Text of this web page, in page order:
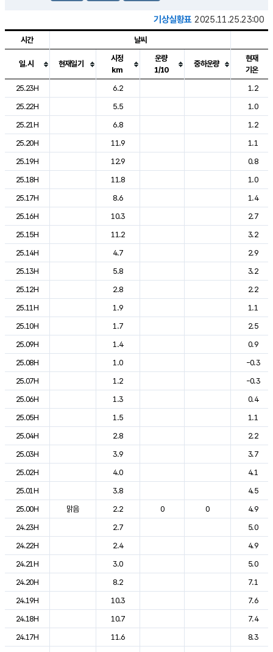
기상실황표 2025.11.25.23:00
도시별 기상실황표로 지점, 날씨, 기온, 강수, 바람, 기압등을 안내한 표입
시간 날씨
일.시 현재일기
시정
km
운량
1/10
중하운량
현재
기온
25.23H
6.2
1.2
25.22H
5.5
1.0
25.21H
6.8
1.2
25.20H
11.9
1.1
25.19H
12.9
0.8
25.18H
11.8
1.0
25.17H
8.6
1.4
25.16H
10.3
2.7
25.15H
11.2
3.2
25.14H
4.7
2.9
25.13H
5.8
3.2
25.12H
2.8
2.2
25.11H
1.9
1.1
25.10H
1.7
2.5
25.09H
1.4
0.9
25.08H
1.0
-0.3
25.07H
1.2
-0.3
25.06H
1.3
0.4
25.05H
1.5
1.1
25.04H
2.8
2.2
25.03H
3.9
3.7
25.02H
4.0
4.1
25.01H
3.8
4.5
25.00H
맑음 2.2 0 0
4.9
24.23H
2.7
5.0
24.22H
2.4
4.9
24.21H
3.0
5.0
24.20H
8.2
7.1
24.19H
10.3
7.6
24.18H
10.7
7.4
24.17H
11.6
8.3